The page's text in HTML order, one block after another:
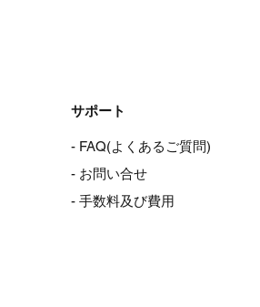
サポート
- FAQ(よくあるご質問)
- お問い合せ
- 手数料及び費用